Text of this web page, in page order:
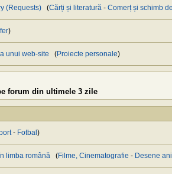
(Requests) (Cărți și literatură - Сomerț și schimb
)
unui web-site (Proiecte personale)
forum din ultimele 3 zile
- Fotbal )
limba română (Filme, Cinematografie - Desene